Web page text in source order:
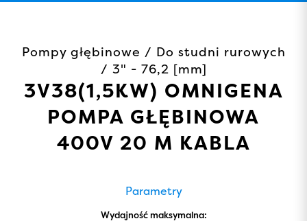
Pompy głębinowe / Do studni rurowych
/ 3" - 76,2 [mm]
3V38(1,5KW) OMNIGENA
POMPA GŁĘBINOWA
400V 20 M KABLA
Parametry
Wydajność maksymalna: